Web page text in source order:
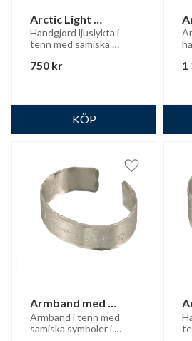
Arctic Light
ljuslykta
Handgjord ljuslykta i
tenn med samiska
värmeljus.
750 kr 1
Armband med
samiska tecken
Armband i tenn med
samiska symboler i
Lägg till i